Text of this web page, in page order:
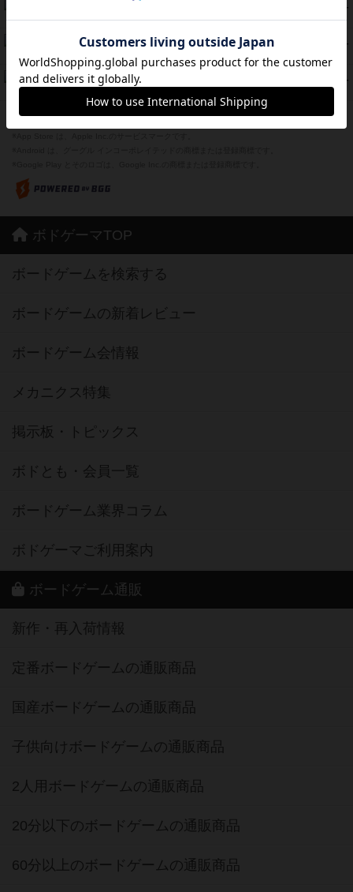
PT
PT
Bitter End ブタペスト救出作戦
PT
ドコジャン
ボドゲーマTOP
ボードゲームを検索する
ボードゲームの新着レビュー
ボードゲーム会情報
メカニクス特集
掲示板・トピックス
ボドとも・会員一覧
ボードゲーム業界コラム
ボドゲーマご利用案内
ボードゲーム通販
新作・再入荷情報
定番ボードゲームの通販商品
国産ボードゲームの通販商品
子供向けボードゲームの通販商品
2人用ボードゲームの通販商品
20分以下のボードゲームの通販商品
60分以上のボードゲームの通販商品